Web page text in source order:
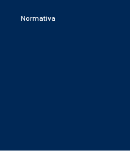
Normativa